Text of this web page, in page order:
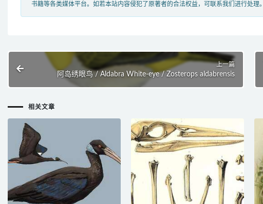
书籍等各类媒体平台。如若本站内容侵犯了原著者的合法权益，可联系我们进行处理。
上一篇
阿岛绣眼鸟 / Aldabra White-eye / Zosterops aldabrensis
相关文章